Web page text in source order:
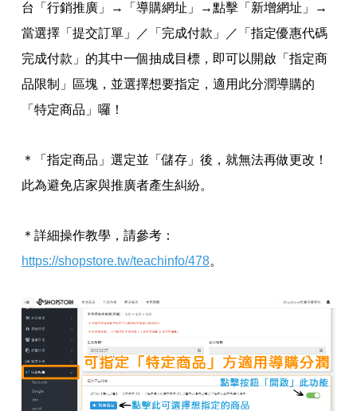
台「行銷推廣」→「導購網址」→點擊「新增網址」→
當選擇「提交訂單」／「完成付款」／「指定優惠代碼
完成付款」的其中一個抽成目標，即可以開啟「指定商
品限制」區塊，並選擇想要指定，適用此分潤導購的
「特定商品」囉！
＊「指定商品」選定並「儲存」後，就無法再做更改！
此為避免店家與推廣者產生糾紛。
＊詳細操作教學，請參考：
https://shopstore.tw/teachinfo/478。